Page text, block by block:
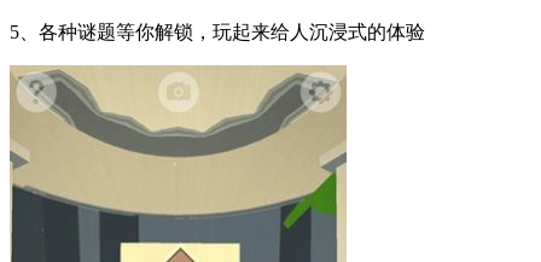
5、各种谜题等你解锁，玩起来给人沉浸式的体验